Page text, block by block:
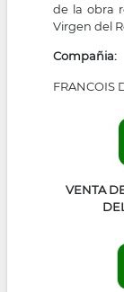
de la obra
Virgen del
Compañia:
FRANCOIS
VENTA